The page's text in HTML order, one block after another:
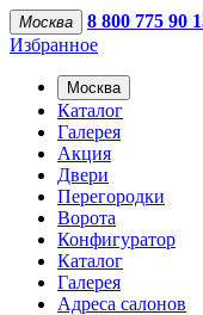
Москва
8 800 775 90
Избранное
Москва
Каталог
Галерея
Акция
Двери
Перегородки
Ворота
Конфигуратор
Каталог
Галерея
Адреса салонов